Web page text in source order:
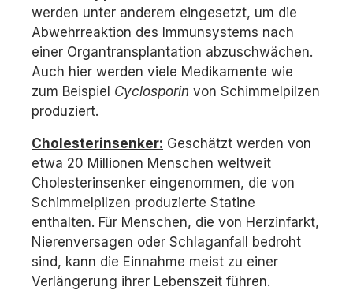
werden unter anderem eingesetzt, um die
Abwehrreaktion des Immunsystems nach
einer Organtransplantation abzuschwächen.
Auch hier werden viele Medikamente wie
zum Beispiel Cyclosporin von Schimmelpilzen
produziert.
Cholesterinsenker: Geschätzt werden von
etwa 20 Millionen Menschen weltweit
Cholesterinsenker eingenommen, die von
Schimmelpilzen produzierte Statine
enthalten. Für Menschen, die von Herzinfarkt,
Nierenversagen oder Schlaganfall bedroht
sind, kann die Einnahme meist zu einer
Verlängerung ihrer Lebenszeit führen.